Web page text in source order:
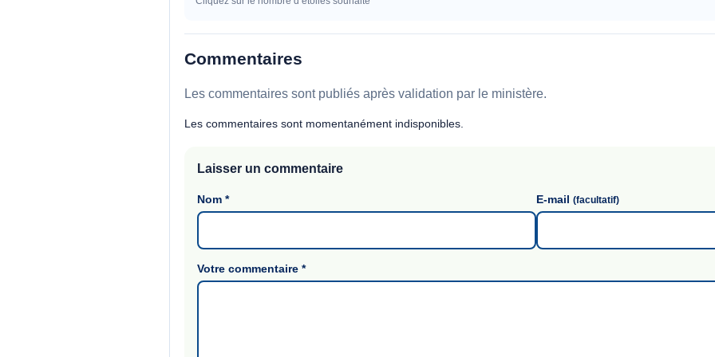
Commentaires
Les commentaires sont publiés après validation par le ministère.
Les commentaires sont momentanément indisponibles.
Laisser un commentaire
Nom* E-mail (facultatif)
Votre commentaire*